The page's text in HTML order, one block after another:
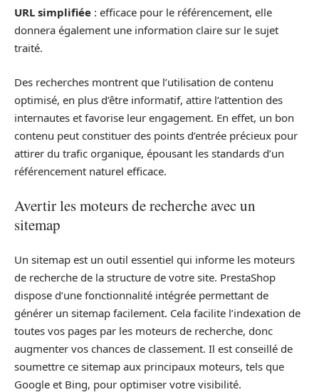
URL simplifiée : efficace pour le référencement, elle
donnera également une information claire sur le sujet
traité.
Des recherches montrent que l’utilisation de contenu
optimisé, en plus d’être informatif, attire l’attention des
internautes et favorise leur engagement. En effet, un bon
contenu peut constituer des points d’entrée précieux pour
attirer du trafic organique, épousant les standards d’un
référencement naturel efficace.
Avertir les moteurs de recherche avec un
sitemap
Un sitemap est un outil essentiel qui informe les moteurs
de recherche de la structure de votre site. PrestaShop
dispose d’une fonctionnalité intégrée permettant de
générer un sitemap facilement. Cela facilite l’indexation de
toutes vos pages par les moteurs de recherche, donc
augmenter vos chances de classement. Il est conseillé de
soumettre ce sitemap aux principaux moteurs, tels que
Google et Bing, pour optimiser votre visibilité.